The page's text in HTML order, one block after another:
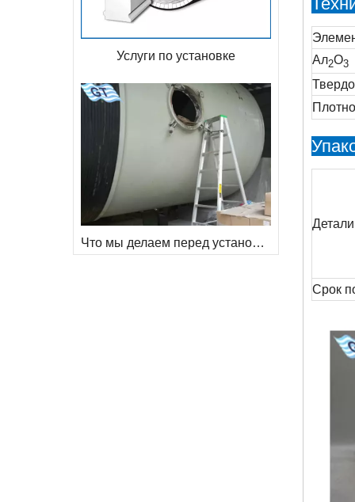
Услуги по установке
Что мы делаем перед установкой футеровочных кирпичей для шаровой мельницы
Ал2O3
Срок